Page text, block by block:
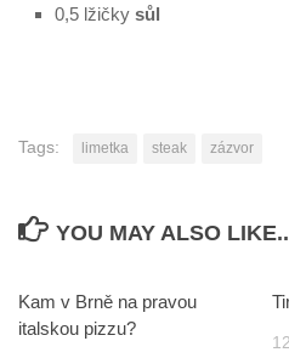
0,5 lžičky sůl
Tags: limetka steak zázvor
YOU MAY ALSO
Kam v Brně na pravou
italskou pizzu?